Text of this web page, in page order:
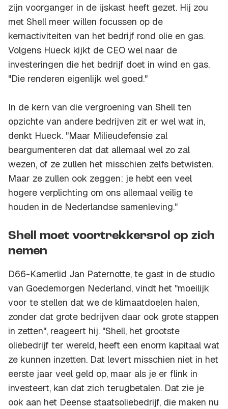
zijn voorganger in de ijskast heeft gezet. Hij zou
met Shell meer willen focussen op de
kernactiviteiten van het bedrijf rond olie en gas.
Volgens Hueck kijkt de CEO wel naar de
investeringen die het bedrijf doet in wind en gas.
"Die renderen eigenlijk wel goed."
In de kern van die vergroening van Shell ten
opzichte van andere bedrijven zit er wel wat in,
denkt Hueck. "Maar Milieudefensie zal
beargumenteren dat dat allemaal wel zo zal
wezen, of ze zullen het misschien zelfs betwisten.
Maar ze zullen ook zeggen: je hebt een veel
hogere verplichting om ons allemaal veilig te
houden in de Nederlandse samenleving."
Shell moet voortrekkersrol op zich
nemen
D66-Kamerlid Jan Paternotte, te gast in de studio
van Goedemorgen Nederland, vindt het "moeilijk
voor te stellen dat we de klimaatdoelen halen,
zonder dat grote bedrijven daar ook grote stappen
in zetten", reageert hij. "Shell, het grootste
oliebedrijf ter wereld, heeft een enorm kapitaal wat
ze kunnen inzetten. Dat levert misschien niet in het
eerste jaar veel geld op, maar als je er flink in
investeert, kan dat zich terugbetalen. Dat zie je
ook aan het Deense staatsoliebedrijf, die maken nu